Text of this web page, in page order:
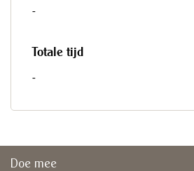
-
Totale tijd
-
Doe mee